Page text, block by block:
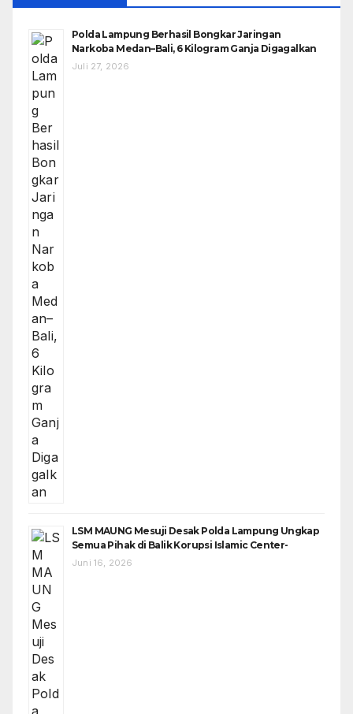
Polda Lampung Berhasil Bongkar Jaringan
Narkoba Medan–Bali, 6 Kilogram Ganja Digagalkan
Juli 27, 2026
LSM MAUNG Mesuji Desak Polda Lampung Ungkap
Semua Pihak di Balik Korupsi Islamic Center-
Juni 16, 2026